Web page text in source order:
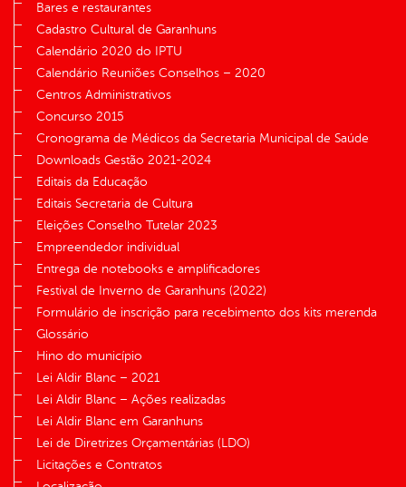
Bares e restaurantes
Cadastro Cultural de Garanhuns
Calendário 2020 do IPTU
Calendário Reuniões Conselhos – 2020
Centros Administrativos
Concurso 2015
Cronograma de Médicos da Secretaria Municipal de Saúde
Downloads Gestão 2021-2024
Editais da Educação
Editais Secretaria de Cultura
Eleições Conselho Tutelar 2023
Empreendedor individual
Entrega de notebooks e amplificadores
Festival de Inverno de Garanhuns (2022)
Formulário de inscrição para recebimento dos kits merenda
Glossário
Hino do município
Lei Aldir Blanc – 2021
Lei Aldir Blanc – Ações realizadas
Lei Aldir Blanc em Garanhuns
Lei de Diretrizes Orçamentárias (LDO)
Licitações e Contratos